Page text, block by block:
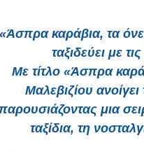
«Άσπρα καράβια, τα
ταξιδεύει με
Με τίτλο «Άσπρα
Μαλεβιζίου ανοίγει
μια
ταξίδια, τη